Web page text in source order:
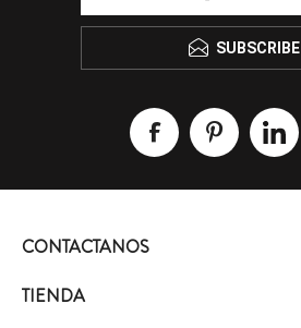
SUBSCRIBE
CONTACTANOS
TIENDA